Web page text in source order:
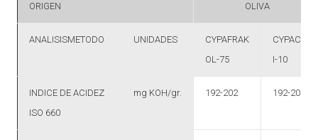
ORIGEN OLIVA
ANALISISMETODO UNIDADES
CYPAFRAK
OL-75
CYPACID
I-10
INDICE DE ACIDEZ
ISO 660
mg KOH/gr. 192-202 192-202